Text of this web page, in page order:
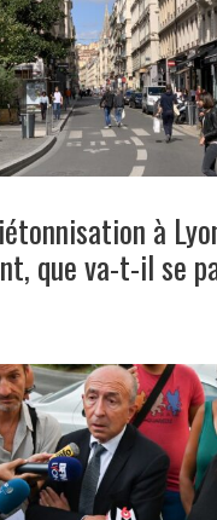
à
que va-t-il se